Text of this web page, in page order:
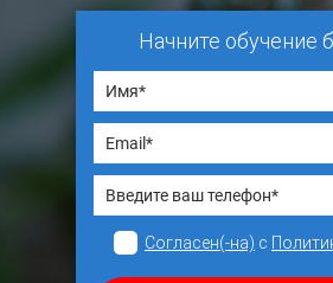
Начните обучение
Согласен(-на) с